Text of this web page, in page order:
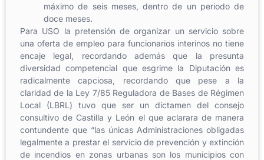
máximo de seis meses, dentro de un periodo de
doce meses.
Para USO la pretensión de organizar un servicio sobre
una oferta de empleo para funcionarios interinos no tiene
encaje legal, recordando además que la presunta
diversidad competencial que esgrime la Diputación es
radicalmente capciosa, recordando que pese a la
claridad de la Ley 7/85 Reguladora de Bases de Régimen
Local (LBRL) tuvo que ser un dictamen del consejo
consultivo de Castilla y León el que aclarara de manera
contundente que “las únicas Administraciones obligadas
legalmente a prestar el servicio de prevención y extinción
de incendios en zonas urbanas son los municipios con